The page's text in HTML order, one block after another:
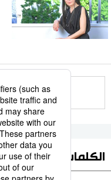
الكلمات الأكثر بحثا